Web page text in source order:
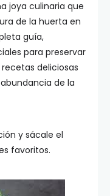
joya culinaria que
de la huerta en
guía,
para preservar
deliciosas
de la
y sácale el
favoritos.